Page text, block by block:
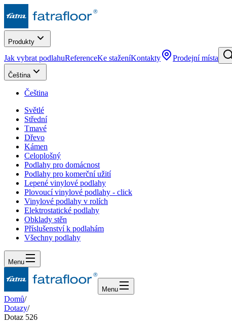
Produkty
Jak vybrat podlahuReferenceKe staženíKontakty Prodejní místa
Čeština
Čeština
Světlé
Střední
Tmavé
Dřevo
Kámen
Celoplošný
Podlahy pro domácnost
Podlahy pro komerční užití
Lepené vinylové podlahy
Plovoucí vinylové podlahy - click
Vinylové podlahy v rolích
Elektrostatické podlahy
Obklady stěn
Příslušenství k podlahám
Všechny podlahy
Menu
Menu
Domů/
Dotazy/
Dotaz 526